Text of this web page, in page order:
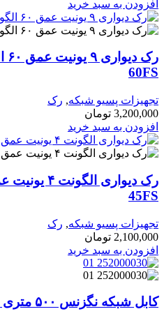
افزودن به سبد خرید
60FS
تجهیزات پسیو شبکه, رک
3,200,000 تومان
افزودن به سبد خرید
45FS
تجهیزات پسیو شبکه, رک
2,100,000 تومان
افزودن به سبد خرید
کابل شبکه نگزنس ۵۰۰ متری CAT6 SFTP CCA